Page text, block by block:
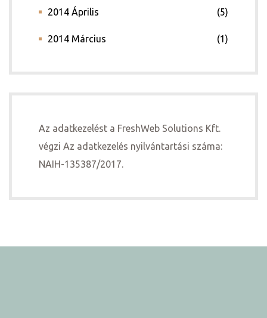
2014 Április (5)
2014 Március (1)
Az adatkezelést a FreshWeb Solutions Kft.
végzi Az adatkezelés nyilvántartási száma:
NAIH-135387/2017.